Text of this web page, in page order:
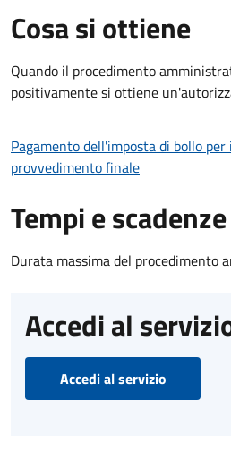
Cosa si ottiene
Quando il procedimento
positivamente si ottiene
Pagamento dell'imposta di bollo
provvedimento finale
Tempi e scadenze
Durata massima del procedimento
Accedi al
Accedi al servizio